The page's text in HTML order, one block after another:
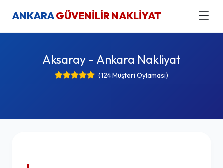
ANKARAGÜVENİLİR NAKLİYAT
Aksaray - Ankara Nakliyat
(124 Müşteri Oylaması)